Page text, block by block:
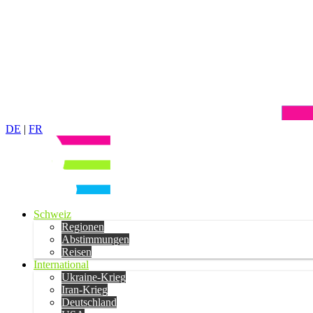
DE | FR
Schweiz
Regionen
Abstimmungen
Reisen
International
Ukraine-Krieg
Iran-Krieg
Deutschland